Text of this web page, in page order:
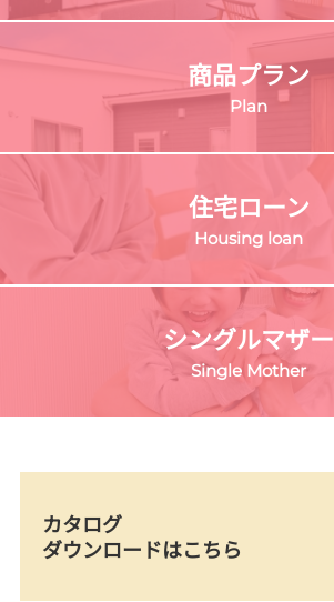
商品プラン
Plan
住宅ローン
Housing loan
シングルマザー
Single Mother
カタログ
ダウンロードはこちら